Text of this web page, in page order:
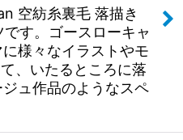
空紡糸裏毛 落描き
す。ゴースローキャ
様々なイラストやモ
、いたるところに落
ュ作品のようなスペ